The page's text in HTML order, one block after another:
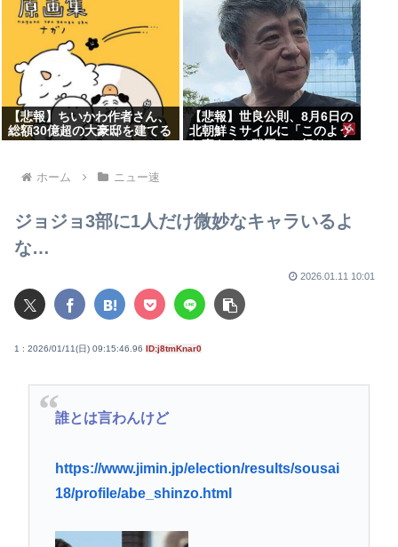
【悲報】ちいかわ作者さん、
総額30億超の大豪邸を建てる
【悲報】世良公則、8月6日の
北朝鮮ミサイルに「このよう
な事をする隣国」と怒りか
ホーム ニュー速
ジョジョ3部に1人だけ微妙なキャラいるよ
な…
2026.01.11 10:01
1 : 2026/01/11(日) 09:15:46.96 ID:j8tmKnar0
誰とは言わんけど
https://www.jimin.jp/election/results/sousai
18/profile/abe_shinzo.html